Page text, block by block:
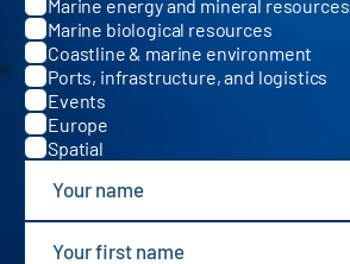
Marine energy and mineral resources
Marine biological resources
Coastline & marine environment
Ports, infrastructure, and logistics
Events
Europe
Spatial